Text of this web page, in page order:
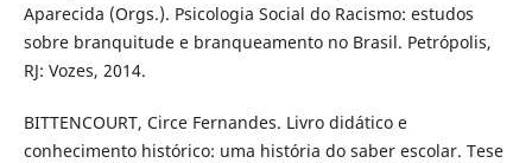
Aparecida (Orgs.). Psicologia Social do Racismo: estudos
sobre branquitude e branqueamento no Brasil. Petrópolis,
RJ: Vozes, 2014.
BITTENCOURT, Circe Fernandes. Livro didático e
conhecimento histórico: uma história do saber escolar. Tese